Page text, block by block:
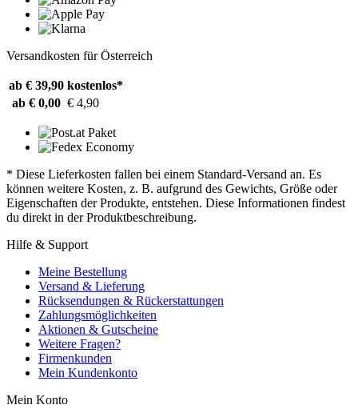
Versandkosten für Österreich
ab € 39,90 kostenlos*
ab € 0,00 € 4,90
* Diese Lieferkosten fallen bei einem Standard-Versand an. Es
können weitere Kosten, z. B. aufgrund des Gewichts, Größe oder
Eigenschaften der Produkte, entstehen. Diese Informationen findest
du direkt in der Produktbeschreibung.
Hilfe & Support
Meine Bestellung
Versand & Lieferung
Rücksendungen & Rückerstattungen
Zahlungsmöglichkeiten
Aktionen & Gutscheine
Weitere Fragen?
Firmenkunden
Mein Kundenkonto
Mein Konto